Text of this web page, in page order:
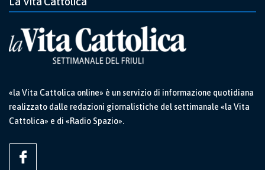
«la Vita Cattolica online» è un servizio di informazione quotidiana
realizzato dalle redazioni giornalistiche del settimanale «la Vita
Cattolica» e di «Radio Spazio».